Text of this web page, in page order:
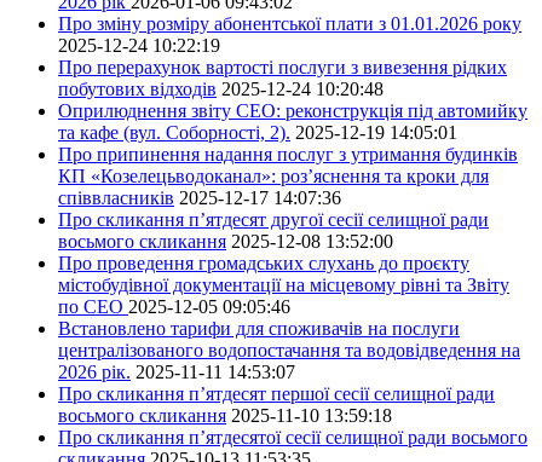
Про зміну розміру абонентської плати з 01.01.2026 року
2025-12-24 10:22:19
Про перерахунок вартості послуги з вивезення рідких
побутових відходів 2025-12-24 10:20:48
Оприлюднення звіту СЕО: реконструкція під автомийку
та кафе (вул. Соборності, 2). 2025-12-19 14:05:01
Про припинення надання послуг з утримання будинків
КП «Козелецьводоканал»: роз’яснення та кроки для
співвласників 2025-12-17 14:07:36
Про скликання п’ятдесят другої сесії селищної ради
восьмого скликання 2025-12-08 13:52:00
Про проведення громадських слухань до проєкту
містобудівної документації на місцевому рівні та Звіту
по СЕО 2025-12-05 09:05:46
Встановлено тарифи для споживачів на послуги
централізованого водопостачання та водовідведення на
2026 рік. 2025-11-11 14:53:07
Про скликання п’ятдесят першої сесії селищної ради
восьмого скликання 2025-11-10 13:59:18
Про скликання п’ятдесятої сесії селищної ради восьмого